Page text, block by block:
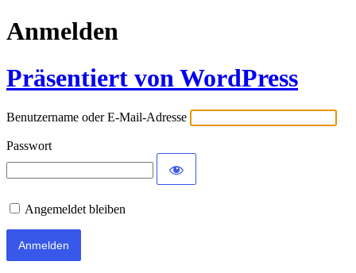
Anmelden
Präsentiert von WordPress
Benutzername oder E-Mail-Adresse
Passwort
Angemeldet bleiben